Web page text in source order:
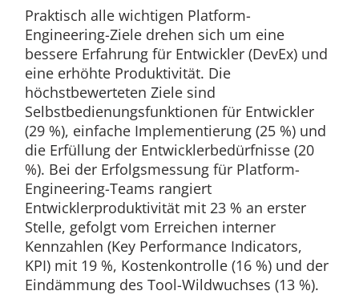
Praktisch alle wichtigen Platform-
Engineering-Ziele drehen sich um eine
bessere Erfahrung für Entwickler (DevEx) und
eine erhöhte Produktivität. Die
höchstbewerteten Ziele sind
Selbstbedienungsfunktionen für Entwickler
(29 %), einfache Implementierung (25 %) und
die Erfüllung der Entwicklerbedürfnisse (20
%). Bei der Erfolgsmessung für Platform-
Engineering-Teams rangiert
Entwicklerproduktivität mit 23 % an erster
Stelle, gefolgt vom Erreichen interner
Kennzahlen (Key Performance Indicators,
KPI) mit 19 %, Kostenkontrolle (16 %) und der
Eindämmung des Tool-Wildwuchses (13 %).